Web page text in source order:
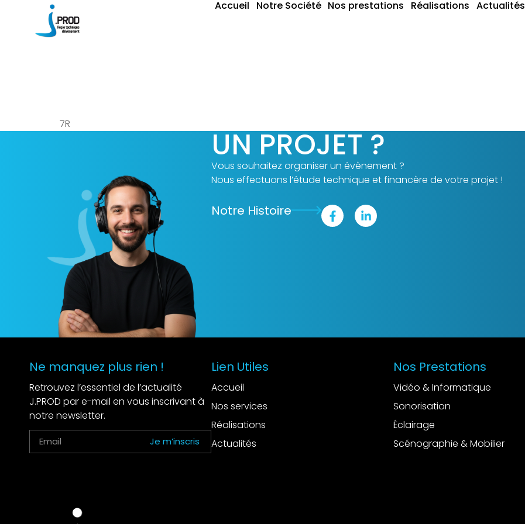
Accueil Notre Société Nos prestations Réalisations Actualités
7R
UN PROJET ?
Vous souhaitez organiser un évènement ?
Nous effectuons l’étude technique et financère de votre projet !
Notre Histoire
Ne manquez plus rien !
Retrouvez l’essentiel de l’actualité
J.PROD par e-mail en vous inscrivant à
notre newsletter.
Je m’inscris
Lien Utiles
Accueil
Nos services
Réalisations
Actualités
Nos Prestations
Vidéo & Informatique
Sonorisation
Éclairage
Scénographie & Mobilier